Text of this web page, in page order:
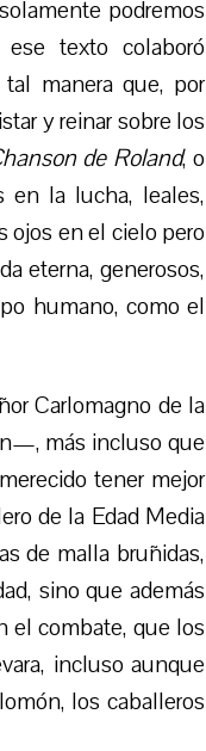
podremos
texto colaboró
manera que, por
y reinar sobre los
de Roland, o
en la lucha, leales,
en el cielo pero
eterna, generosos,
humano, como el
Carlomagno de la
más incluso que
tener mejor
de la Edad Media
de malla bruñidas,
sino que además
el combate, que los
incluso aunque
los caballeros